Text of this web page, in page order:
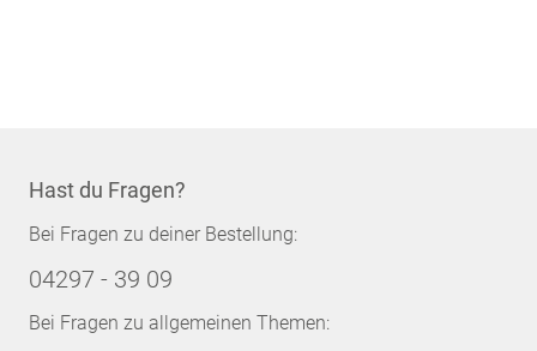
Hast du Fragen?
Bei Fragen zu deiner Bestellung:
04297 - 39 09
Bei Fragen zu allgemeinen Themen: